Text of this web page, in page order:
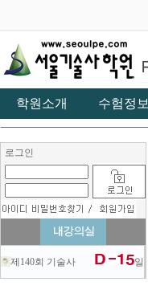
학원소개 수험정보
로그인
제140회 기술사 일